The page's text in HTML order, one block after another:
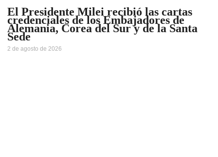
El Presidente Milei recibió las cartas
credenciales de los Embajadores de
Alemania, Corea del Sur y de la Santa
Sede
2 de agosto de 2026